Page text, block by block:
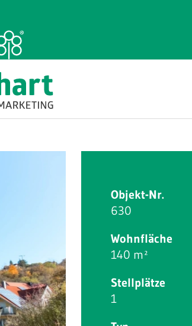
Objekt-Nr.
630
Wohnfläche
140 m²
Stellplätze
1